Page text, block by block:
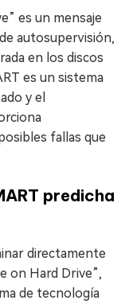
es un mensaje
autosupervisión,
en los discos
es un sistema
y el
fallas que
predicha
directamente
on Hard Drive”,
de tecnología